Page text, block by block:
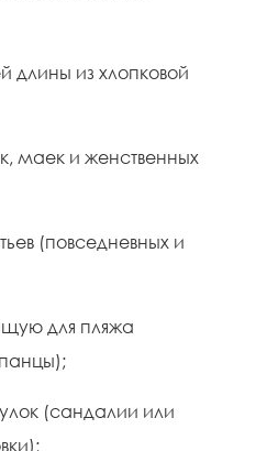
длины из хлопковой
маек и женственных
(повседневных и
для пляжа
(сандалии или